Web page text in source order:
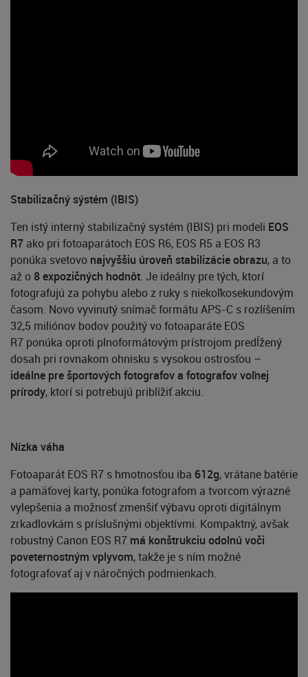
Stabilizačný sýstém (IBIS)
Ten istý interný stabilizačný systém (IBIS) pri modeli EOS
R7 ako pri fotoaparátoch EOS R6, EOS R5 a EOS R3
ponúka svetovo najvyššiu úroveň stabilizácie obrazu, a to
až o8 expozičných hodnôt. Je ideálny pre tých, ktorí
fotografujú za pohybu alebo z ruky s niekoľkosekundovým
časom. Novo vyvinutý snímač formátu APS-C s rozlíšením
32,5 miliónov bodov použitý vo fotoaparáte EOS
R7 ponúka oproti plnoformátovým prístrojom predĺžený
dosah pri rovnakom ohnisku s vysokou ostrosťou –
ideálne pre športových fotografov a fotografov voľnej
prírody, ktorí si potrebujú priblížiť akciu.
Nízka váha
Fotoaparát EOS R7 s hmotnosťou iba 612g, vrátane batérie
a pamäťovej karty, ponúka fotografom a tvorcom výrazné
vylepšenia a možnosť zmenšiť výbavu oproti digitálnym
zrkadlovkám s príslušnými objektívmi. Kompaktný, avšak
robustný Canon EOS R7 má konštrukciu odolnú voči
poveternostným vplyvom, takže je s ním možné
fotografovať aj v náročných podmienkach.